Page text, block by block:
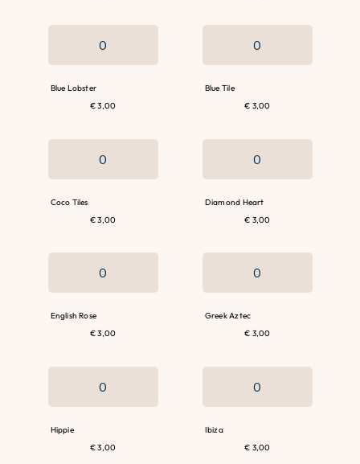
Blue Lobster
€ 3,00
Blue Tile
€ 3,00
Coco Tiles
€ 3,00
Diamond Heart
€ 3,00
English Rose
€ 3,00
Greek Aztec
€ 3,00
Hippie
€ 3,00
Ibiza
€ 3,00